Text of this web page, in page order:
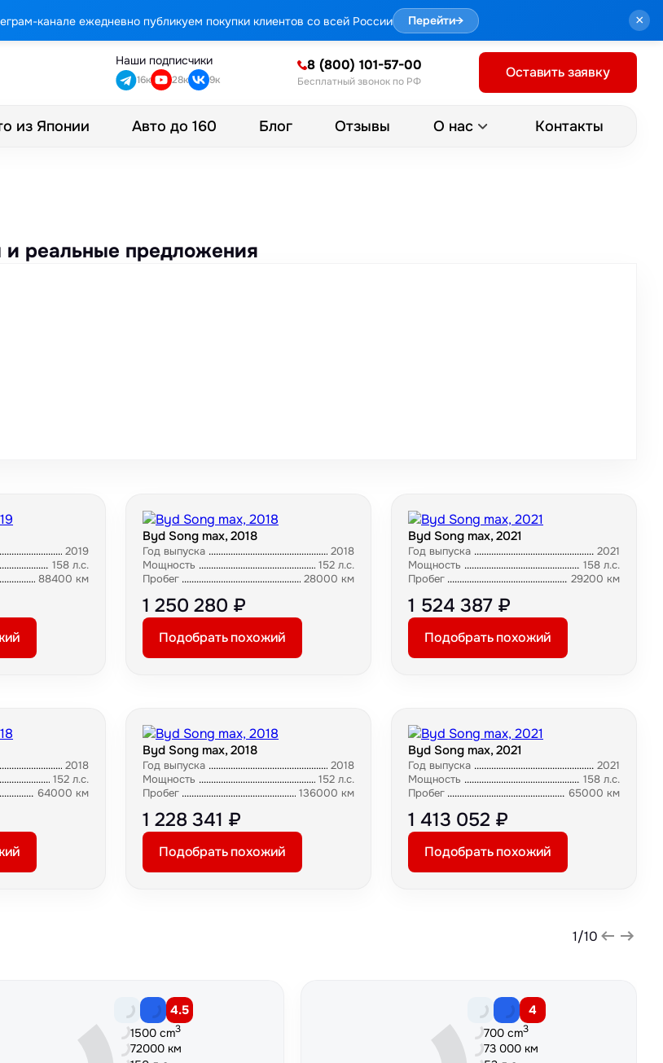
канале ежедневно публикуем покупки клиентов со всей России Перейти→ ×
Наши подписчики
16к 28к 9к
8 (800) 101-57-00
Бесплатный звонок по РФ
Оставить заявку
из Японии Авто до 160 Блог Отзывы О нас Контакты
реальные предложения
2019
158 л.с.
88400 км
Byd Song max, 2018
Год выпуска
2018
Мощность
152 л.с.
Пробег
28000 км
1 250 280 ₽
Подобрать похожий
Byd Song max, 2021
Год выпуска
2021
Мощность
158 л.с.
Пробег
29200 км
1 524 387 ₽
Подобрать похожий
2018
152 л.с.
64000 км
Byd Song max, 2018
Год выпуска
2018
Мощность
152 л.с.
Пробег
136000 км
1 228 341 ₽
Подобрать похожий
Byd Song max, 2021
Год выпуска
2021
Мощность
158 л.с.
Пробег
65000 км
1 413 052 ₽
Подобрать похожий
1/10
4.5
1500 cm3
72000 км
4
700 cm3
73 000 км